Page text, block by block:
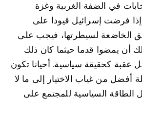
في الضفة الغربية وغزة
فرضت إسرائيل قيودا على
الخاضعة لسيطرتها، فيجب على
أن يمضوا قدما حيثما كان ذلك
عقبة كحقيقة سياسية. أحيانا تكون
أفضل من غياب الاختيار إلى ما لا
الطاقة السياسية للمجتمع على